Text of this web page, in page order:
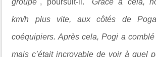
km/h plus vite, aux côtés de
coéquipiers. Après cela, Pogi a comblé
mais c’était incroyable de voir à quel